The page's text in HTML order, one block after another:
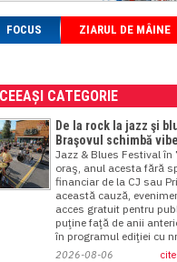
FOCUS ZIARUL DE MÂINE
CATEGORIE
De la rock la jazz şi
Braşovul schimbă
Jazz & Blues Festival în
oraş, anul acesta fără
financiar de la CJ sau
această cauză,
acces gratuit pentru
puţine faţă de anii
în programul ediţiei cu
2026-08-06